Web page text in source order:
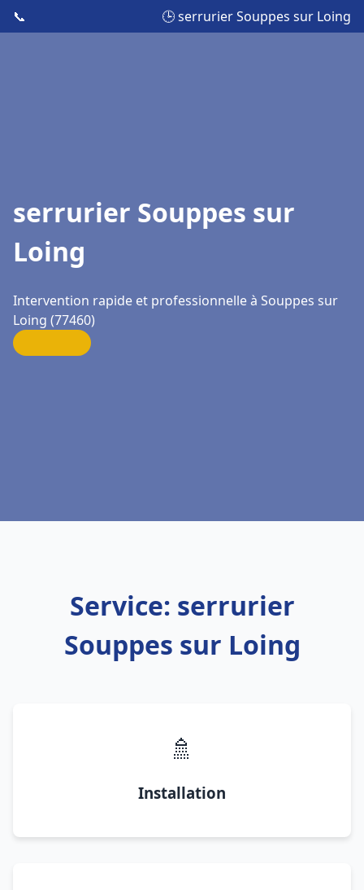
📞 🕒 serrurier Souppes sur Loing
serrurier Souppes sur
Loing
Intervention rapide et professionnelle à Souppes sur
Loing (77460)
Service: serrurier
Souppes sur Loing
🚿
Installation